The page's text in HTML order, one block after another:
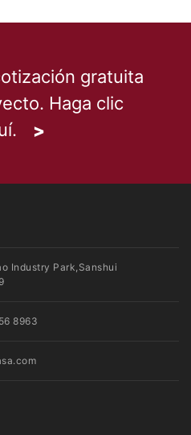
gratuita
Haga clic
Industry Park,Sanshui
8963